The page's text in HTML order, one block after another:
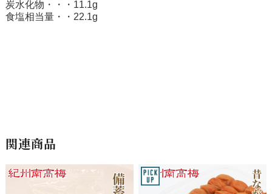
炭水化物・・・11.1g
食塩相当量・・22.1g
関連商品